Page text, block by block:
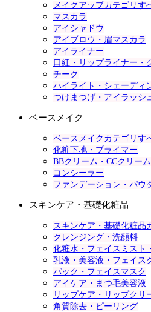
メイクアップカテゴリす
マスカラ
アイシャドウ
アイブロウ・眉マスカラ
アイライナー
口紅・リップライナー・
チーク
ハイライト・シェーディ
つけまつげ・アイラッシ
ベースメイク
ベースメイクカテゴリす
化粧下地・プライマー
BBクリーム・CCクリーム
コンシーラー
ファンデーション・パウ
スキンケア・基礎化粧品
スキンケア・基礎化粧品
クレンジング・洗顔料
化粧水・フェイスミスト
乳液・美容液・フェイス
パック・フェイスマスク
アイケア・まつ毛美容液
リップケア・リップクリ
角質除去・ピーリング